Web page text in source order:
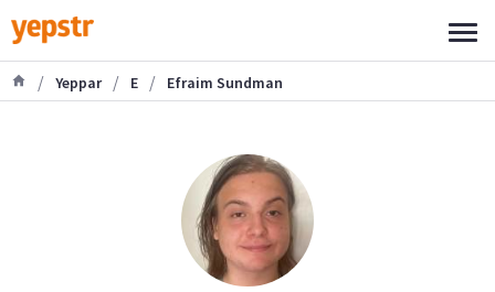
/ Yeppar / E / Efraim Sundman